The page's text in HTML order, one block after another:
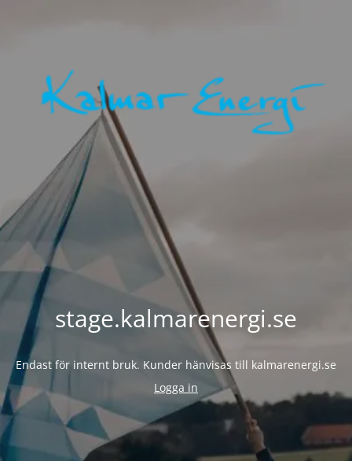
stage.kalmarenergi.se
Endast för internt bruk. Kunder hänvisas till kalmarenergi.se
Logga in